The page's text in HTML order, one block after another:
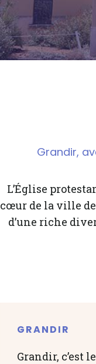
Grandir,
L’Église
cœur de la ville
d’une riche
GRANDIR
Grandir, c’est